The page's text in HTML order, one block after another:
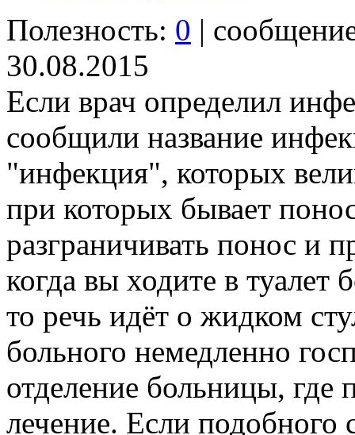
Полезность: 0 |
30.08.2015
Если врач определил
сообщили название
"инфекция", которых
при которых бывает
разграничивать понос и
когда вы ходите в туалет
то речь идёт о жидком
больного немедленно
отделение больницы, где
лечение. Если подобного